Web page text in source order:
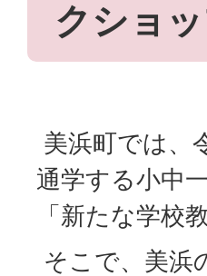
クショッ
美浜町では、
通学する小中
「新たな学校
そこで、美浜